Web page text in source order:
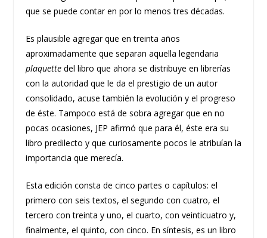
que se puede contar en por lo menos tres décadas.
Es plausible agregar que en treinta años
aproximadamente que separan aquella legendaria
plaquettedel libro que ahora se distribuye en librerías
con la autoridad que le da el prestigio de un autor
consolidado, acuse también la evolución y el progreso
de éste. Tampoco está de sobra agregar que en no
pocas ocasiones, JEP afirmó que para él, éste era su
libro predilecto y que curiosamente pocos le atribuían la
importancia que merecía.
Esta edición consta de cinco partes o capítulos: el
primero con seis textos, el segundo con cuatro, el
tercero con treinta y uno, el cuarto, con veinticuatro y,
finalmente, el quinto, con cinco. En síntesis, es un libro